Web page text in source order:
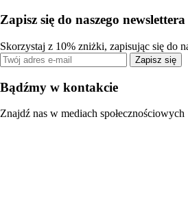
Zapisz się do naszego newslettera
Skorzystaj z 10% zniżki, zapisując się do
Zapisz się
Bądźmy w kontakcie
Znajdź nas w mediach społecznościowych